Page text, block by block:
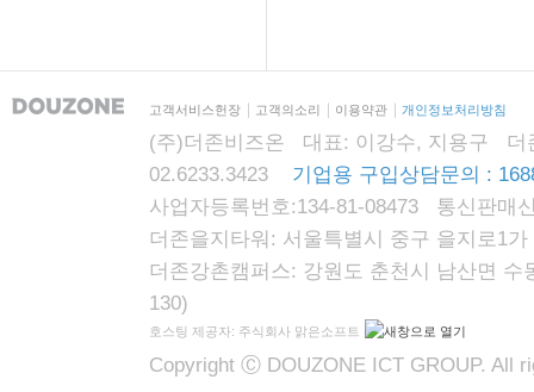
고객서비스헌장 고객의소리 이용약관 개인정보처리방침
(주)더존비즈온 대표: 이강수, 지용구 더
02.6233.3423 기업용 구입상담문의 :
사업자등록번호:134-81-08473 통신판매
더존을지타워: 서울특별시 중구 을지로1
더존강촌캠퍼스: 강원도 춘천시 남산면
130)
호스팅 제공자: 주식회사 맑은소프트
Copyright Ⓒ DOUZONE ICT GROUP. All